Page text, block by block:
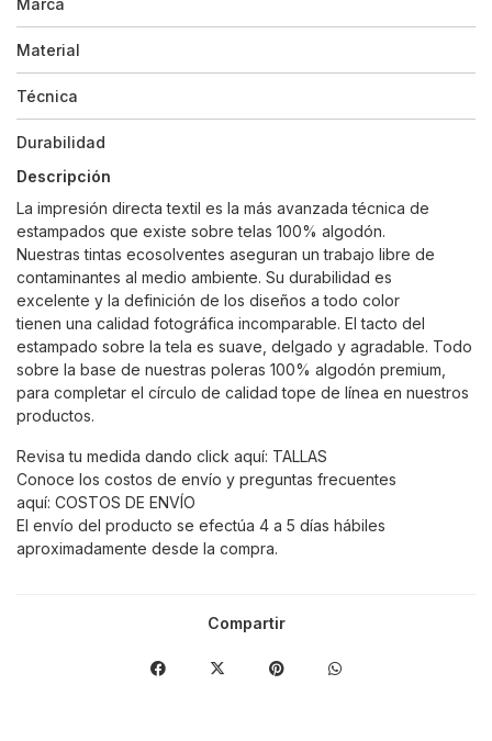
Marca
Material
Técnica
Durabilidad
Descripción
La impresión directa textil es la más avanzada técnica de
estampados que existe sobre telas 100% algodón.
Nuestras tintas ecosolventes aseguran un trabajo libre de
contaminantes al medio ambiente. Su durabilidad es
excelente y la definición de los diseños a todo color
tienen una calidad fotográfica incomparable. El tacto del
estampado sobre la tela es suave, delgado y agradable. Todo
sobre la base de nuestras poleras 100% algodón premium,
para completar el círculo de calidad tope de línea en nuestros
productos.
Revisa tu medida dando click aquí: TALLAS
Conoce los costos de envío y preguntas frecuentes
aquí: COSTOS DE ENVÍO
El envío del producto se efectúa 4 a 5 días hábiles
aproximadamente desde la compra.
Compartir